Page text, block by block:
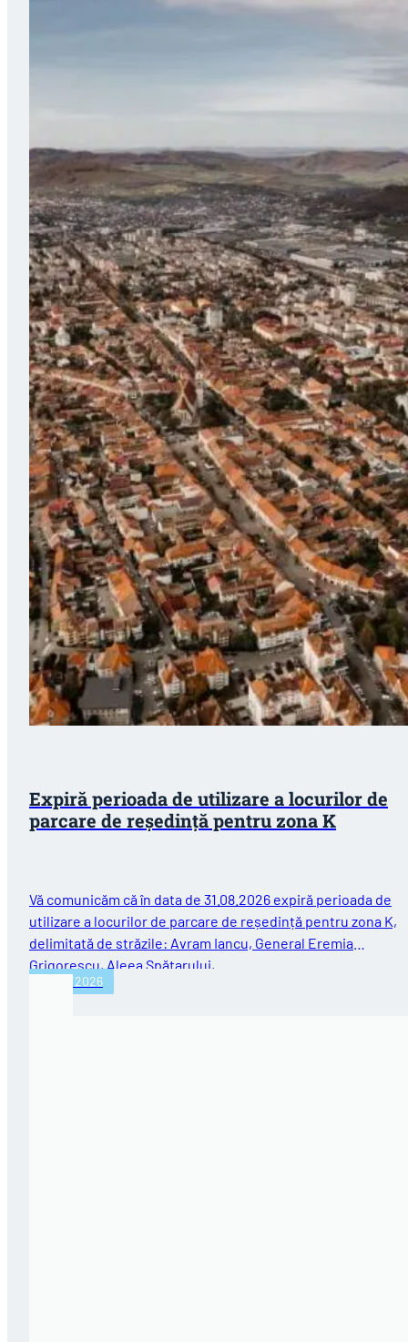
Expiră perioada de utilizare a locurilor de
parcare de reședință pentru zona K
Vă comunicăm că în data de 31.08.2026 expiră perioada de
utilizare a locurilor de parcare de reședință pentru zona K,
delimitată de străzile: Avram Iancu, General Eremia
Grigorescu, Aleea Spătarului,…
31/07/2026